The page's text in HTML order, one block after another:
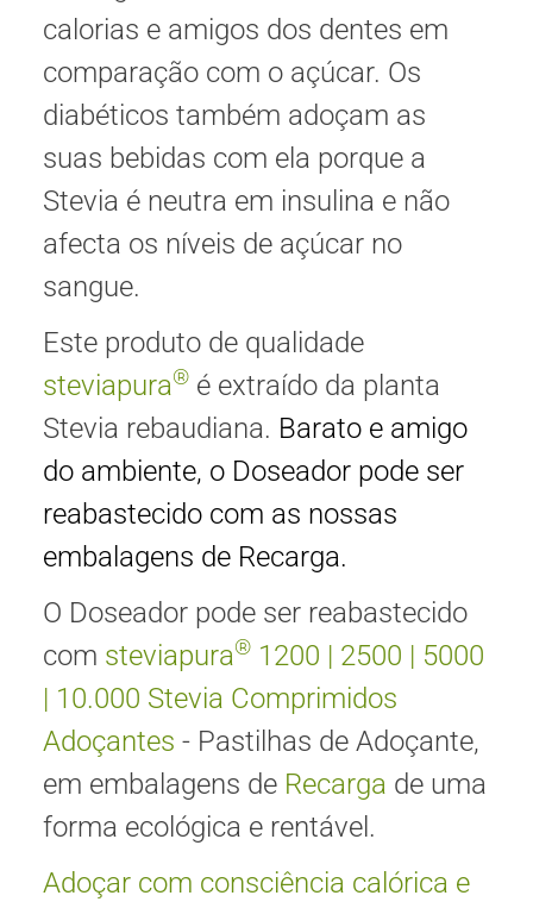
calorias e amigos dos dentes em
comparação com o açúcar. Os
diabéticos também adoçam as
suas bebidas com ela porque a
Stevia é neutra em insulina e não
afecta os níveis de açúcar no
sangue.
Este produto de qualidade
steviapura® é extraído da planta
Stevia rebaudiana. Barato e amigo
do ambiente, o Doseador pode ser
reabastecido com as nossas
embalagens de Recarga.
O Doseador pode ser reabastecido
com steviapura® 1200 | 2500 | 5000
| 10.000 Stevia Comprimidos
Adoçantes - Pastilhas de Adoçante,
em embalagens de Recarga de uma
forma ecológica e rentável.
Adoçar com consciência calórica e